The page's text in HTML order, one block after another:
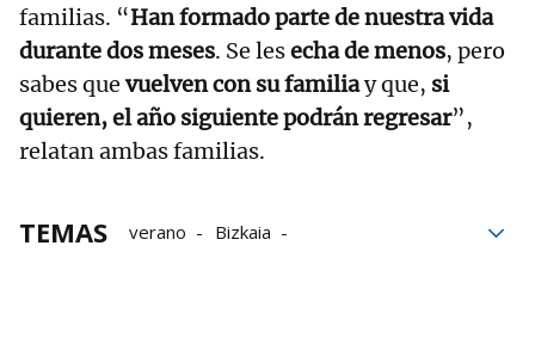
familias. “Han formado parte de nuestra vida
durante dos meses. Se lesecha de menos, pero
sabes que vuelven con su familiay que, si
quieren, el año siguiente podrán regresar”,
relatan ambas familias.
TEMAS verano
Bizkaia